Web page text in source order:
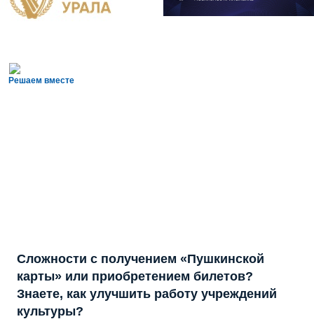
Решаем вместе
Сложности с получением «Пушкинской
карты» или приобретением билетов?
Знаете, как улучшить работу учреждений
культуры?